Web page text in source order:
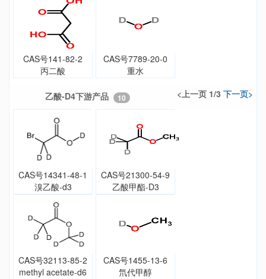
CAS号141-82-2
丙二酸
CAS号7789-20-0
重水
乙酸-D4下游产品 10 <上一页 1/3 下一页>
CAS号14341-48-1
溴乙酸-d3
CAS号21300-54-9
乙酸甲酯-D3
CAS号32113-85-2
methyl acetate-d6
CAS号1455-13-6
氘代甲醇